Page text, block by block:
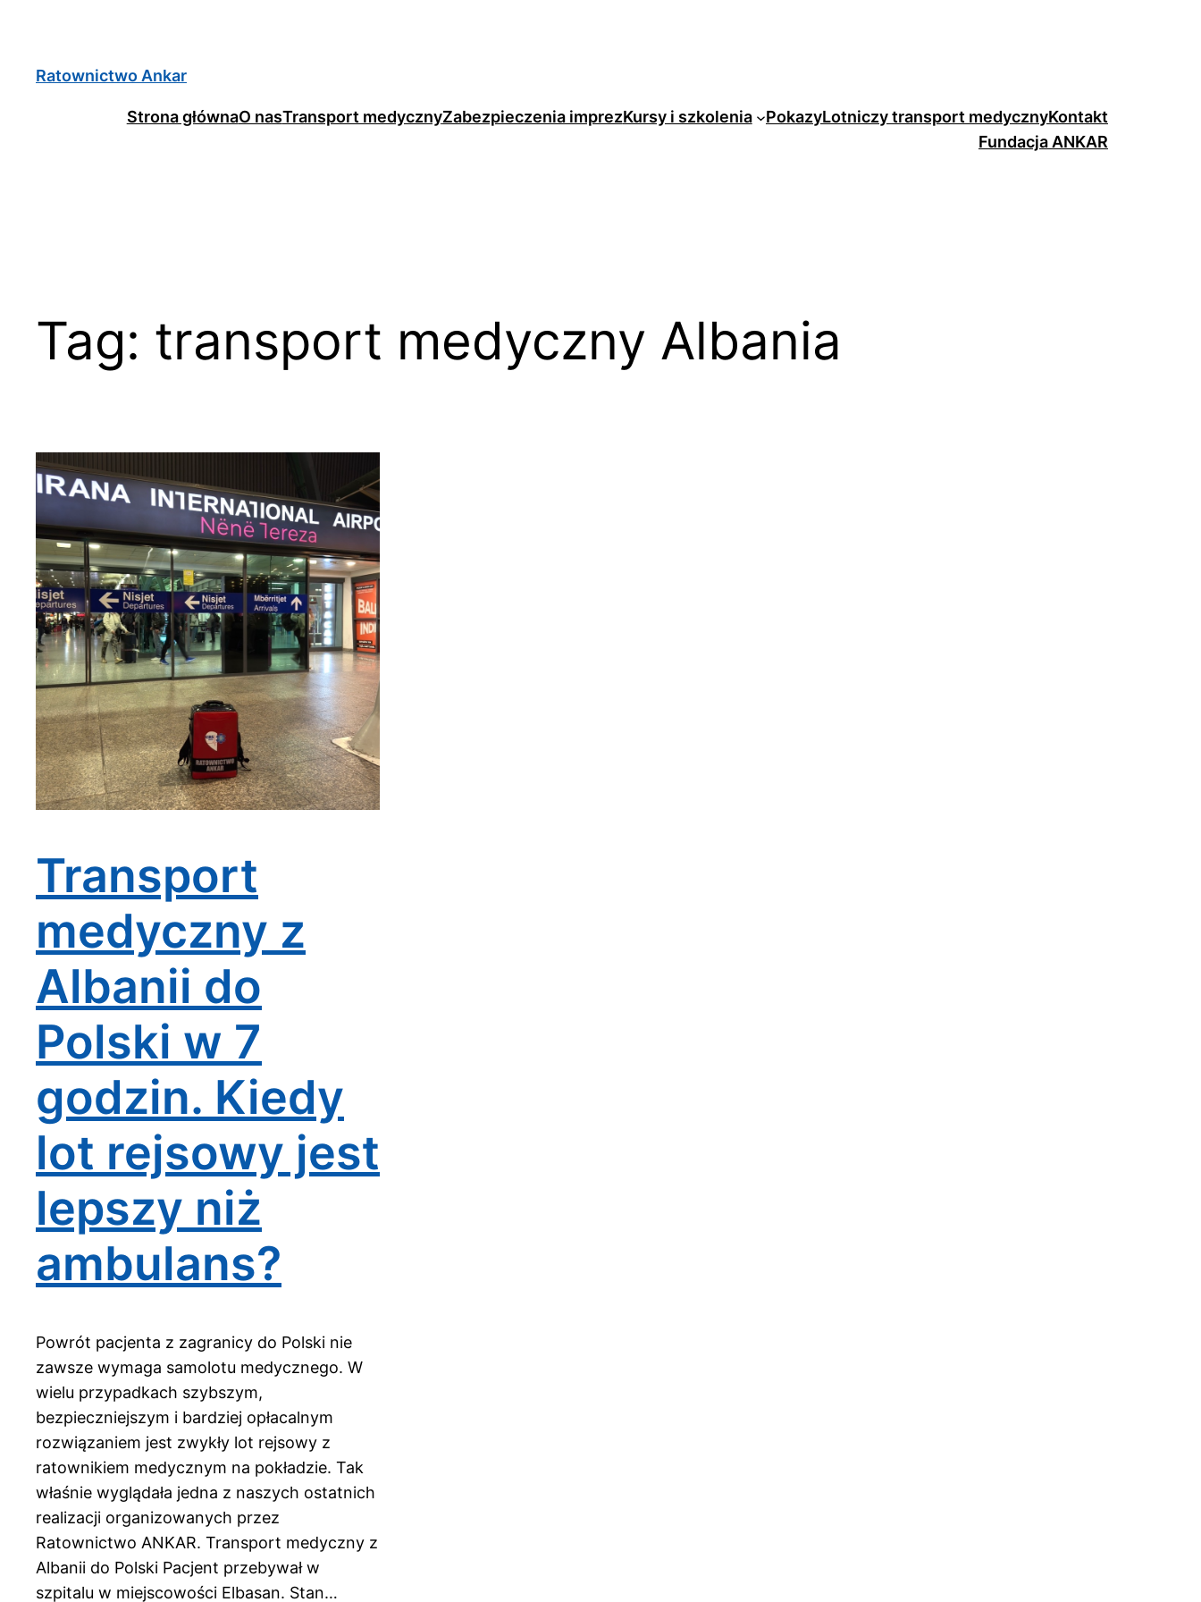
Ratownictwo Ankar
Strona głównaO nasTransport medycznyZabezpieczenia imprezKursy i szkolenia PokazyLotniczy transport medycznyKontakt
Fundacja ANKAR
Tag: transport medyczny Albania
Transport
medyczny z
Albanii do
Polski w 7
godzin. Kiedy
lot rejsowy jest
lepszy niż
ambulans?
Powrót pacjenta z zagranicy do Polski nie
zawsze wymaga samolotu medycznego. W
wielu przypadkach szybszym,
bezpieczniejszym i bardziej opłacalnym
rozwiązaniem jest zwykły lot rejsowy z
ratownikiem medycznym na pokładzie. Tak
właśnie wyglądała jedna z naszych ostatnich
realizacji organizowanych przez
Ratownictwo ANKAR. Transport medyczny z
Albanii do Polski Pacjent przebywał w
szpitalu w miejscowości Elbasan. Stan…